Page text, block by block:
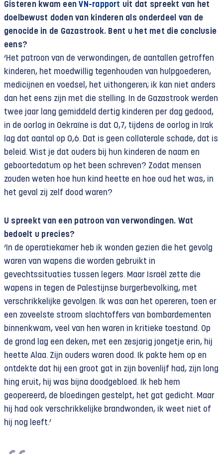
Gisteren kwam eenVN-rapport uit dat spreekt van het
doelbewust doden van kinderen als onderdeel van de
genocide in de Gazastrook. Bent u het met die conclusie
eens?
‘Het patroon van de verwondingen, de aantallen getroffen
kinderen, het moedwillig tegenhouden van hulpgoederen,
medicijnen en voedsel, het uithongeren; ik kan niet anders
dan het eens zijn met die stelling. In de Gazastrook werden
twee jaar lang gemiddeld dertig kinderen per dag gedood,
in de oorlog in Oekraïne is dat 0,7, tijdens de oorlog in Irak
lag dat aantal op 0,6. Dat is geen collaterale schade, dat is
beleid. Wist je dat ouders bij hun kinderen de naam en
geboortedatum op het been schreven? Zodat mensen
zouden weten hoe hun kind heette en hoe oud het was, in
het geval zij zelf dood waren?
U spreekt van een patroon van verwondingen. Wat
bedoelt u precies?
‘In de operatiekamer heb ik wonden gezien die het gevolg
waren van wapens die worden gebruikt in
gevechtssituaties tussen legers. Maar Israël zette die
wapens in tegen de Palestijnse burgerbevolking, met
verschrikkelijke gevolgen. Ik was aan het opereren, toen er
een zoveelste stroom slachtoffers van bombardementen
binnenkwam, veel van hen waren in kritieke toestand. Op
de grond lag een deken, met een zesjarig jongetje erin, hij
heette Alaa. Zijn ouders waren dood. Ik pakte hem op en
ontdekte dat hij een groot gat in zijn bovenlijf had, zijn long
hing eruit, hij was bijna doodgebloed. Ik heb hem
geopereerd, de bloedingen gestelpt, het gat gedicht. Maar
hij had ook verschrikkelijke brandwonden, ik weet niet of
hij nog leeft.’